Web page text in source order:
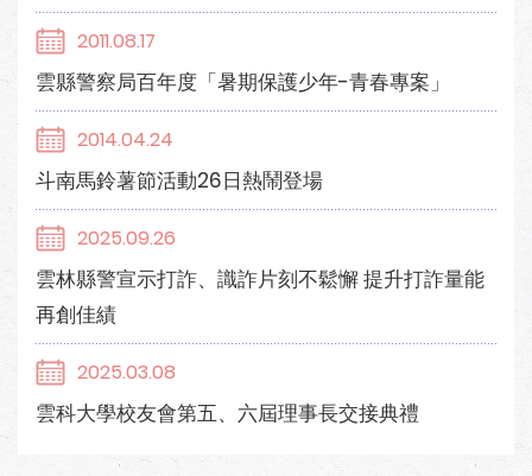
2011.08.17
雲縣警察局百年度「暑期保護少年-青春專案」
2014.04.24
斗南馬鈴薯節活動26日熱鬧登場
2025.09.26
雲林縣警宣示打詐、識詐片刻不鬆懈 提升打詐量能
再創佳績
2025.03.08
雲科大學校友會第五、六屆理事長交接典禮